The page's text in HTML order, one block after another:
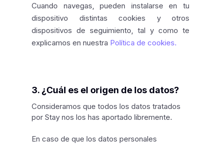
Cuando navegas, pueden instalarse en tu
dispositivo distintas cookies y otros
dispositivos de seguimiento, tal y como te
explicamos en nuestra Política de cookies.
3. ¿Cuál es el origen de los datos?
Consideramos que todos los datos tratados
por Stay nos los has aportado libremente.
En caso de que los datos personales